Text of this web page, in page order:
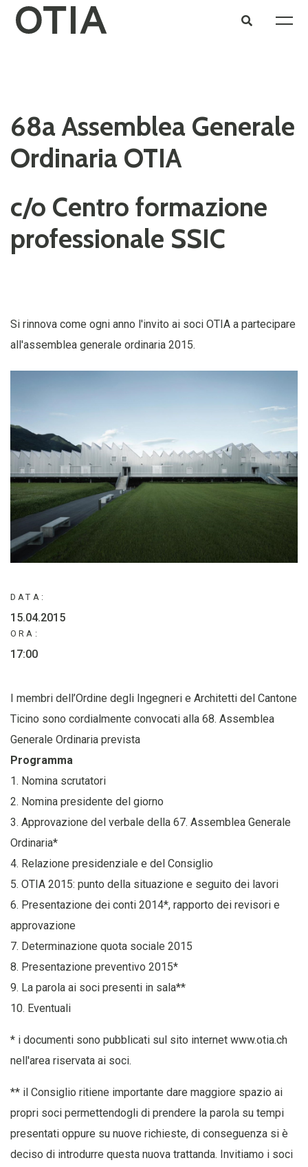
68a Assemblea Generale
Ordinaria OTIA
c/o Centro formazione
professionale SSIC
Si rinnova come ogni anno l'invito ai soci OTIA a partecipare
all'assemblea generale ordinaria 2015.
DATA:
15.04.2015
ORA:
17:00
I membri dell’Ordine degli Ingegneri e Architetti del Cantone
Ticino sono cordialmente convocati alla 68. Assemblea
Generale Ordinaria prevista
Programma
1. Nomina scrutatori
2. Nomina presidente del giorno
3. Approvazione del verbale della 67. Assemblea Generale
Ordinaria*
4. Relazione presidenziale e del Consiglio
5. OTIA 2015: punto della situazione e seguito dei lavori
6. Presentazione dei conti 2014*, rapporto dei revisori e
approvazione
7. Determinazione quota sociale 2015
8. Presentazione preventivo 2015*
9. La parola ai soci presenti in sala**
10. Eventuali
* i documenti sono pubblicati sul sito internet www.otia.ch
nell'area riservata ai soci.
** il Consiglio ritiene importante dare maggiore spazio ai
propri soci permettendogli di prendere la parola su tempi
presentati oppure su nuove richieste, di conseguenza si è
deciso di introdurre questa nuova trattanda. Invitiamo i soci